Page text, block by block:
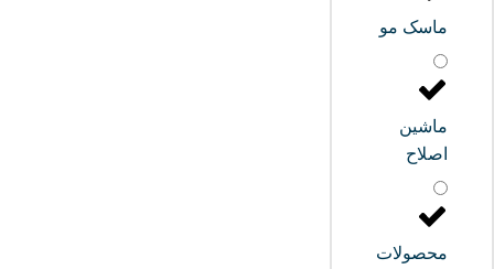
ماسک مو
ماشین
اصلاح
محصولات